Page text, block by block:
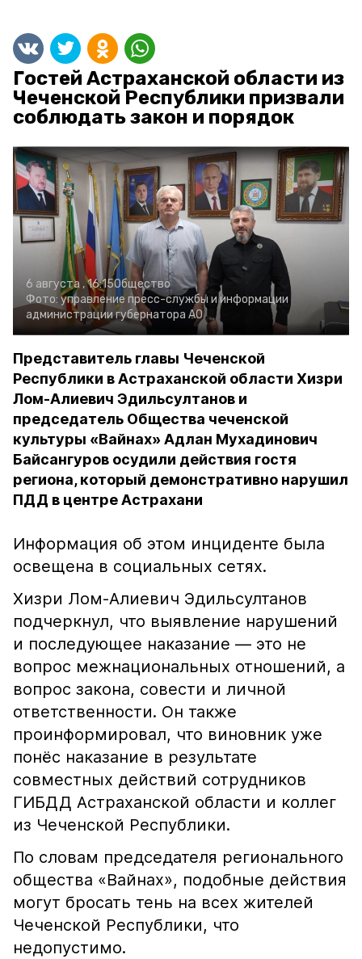
Гостей Астраханской области из
Чеченской Республики призвали
соблюдать закон и порядок
6 августа , 16:15Общество
Фото: управление пресс-службы и информации
администрации губернатора АО
Представитель главы Чеченской
Республики в Астраханской области Хизри
Лом-Алиевич Эдильсултанов и
председатель Общества чеченской
культуры «Вайнах» Адлан Мухадинович
Байсангуров осудили действия гостя
региона, который демонстративно нарушил
ПДД в центре Астрахани
Информация об этом инциденте была
освещена в социальных сетях.
Хизри Лом-Алиевич Эдильсултанов
подчеркнул, что выявление нарушений
и последующее наказание — это не
вопрос межнациональных отношений, а
вопрос закона, совести и личной
ответственности. Он также
проинформировал, что виновник уже
понёс наказание в результате
совместных действий сотрудников
ГИБДД Астраханской области и коллег
из Чеченской Республики.
По словам председателя регионального
общества «Вайнах», подобные действия
могут бросать тень на всех жителей
Чеченской Республики, что
недопустимо.